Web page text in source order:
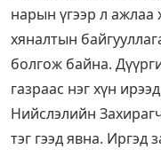
нарын үгээр л ажлаа
хяналтын
болгож байна.
газраас нэг хүн
Нийслэлийн
тэг гээд явна. Иргэд